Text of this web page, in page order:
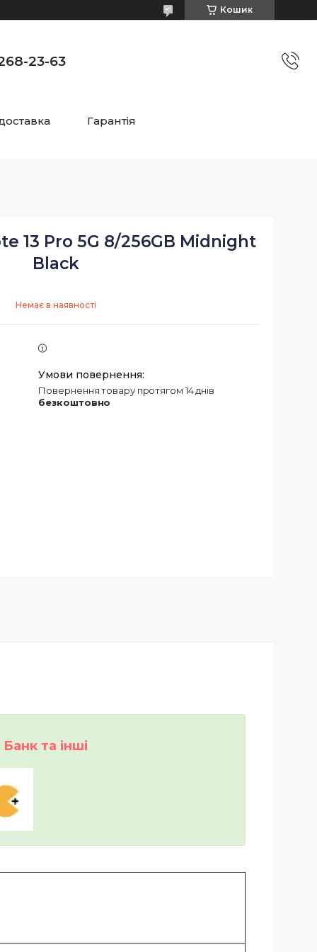
Кошик
23-63
Гарантія
13 Pro 5G 8/256GB Midnight
Black
Немає в наявності
повернення товару протягом 14 днів
безкоштовно
та інші